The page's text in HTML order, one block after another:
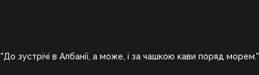
"До зустрічі в Албанії, а може, і за чашкою кави поряд морем."